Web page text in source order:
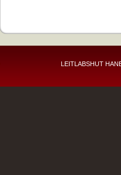
LEITLABSHUT